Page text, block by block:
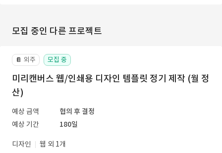
모집 중인 다른 프로젝트
📔 외주 모집 중
미리캔버스 웹/인쇄용 디자인 템플릿 정기 제작 (월 정
산)
예상 금액
협의 후 결정
예상 기간
180일
디자인
웹 외 1개